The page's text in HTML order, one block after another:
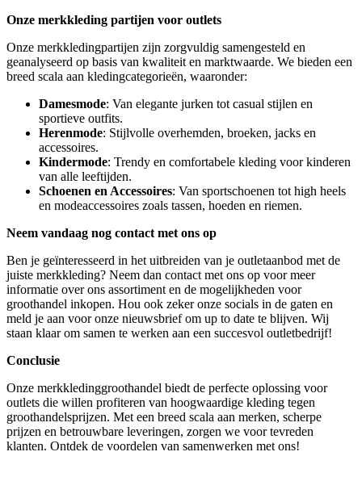
Onze merkkleding partijen voor outlets
Onze merkkledingpartijen zijn zorgvuldig samengesteld en
geanalyseerd op basis van kwaliteit en marktwaarde. We bieden een
breed scala aan kledingcategorieën, waaronder:
Damesmode: Van elegante jurken tot casual stijlen en
sportieve outfits.
Herenmode: Stijlvolle overhemden, broeken, jacks en
accessoires.
Kindermode: Trendy en comfortabele kleding voor kinderen
van alle leeftijden.
Schoenen en Accessoires: Van sportschoenen tot high heels
en modeaccessoires zoals tassen, hoeden en riemen.
Neem vandaag nog contact met ons op
Ben je geïnteresseerd in het uitbreiden van je outletaanbod met de
juiste merkkleding? Neem dan contact met ons op voor meer
informatie over ons assortiment en de mogelijkheden voor
groothandel inkopen. Hou ook zeker onze socials in de gaten en
meld je aan voor onze nieuwsbrief om up to date te blijven. Wij
staan klaar om samen te werken aan een succesvol outletbedrijf!
Conclusie
Onze merkkledinggroothandel biedt de perfecte oplossing voor
outlets die willen profiteren van hoogwaardige kleding tegen
groothandelsprijzen. Met een breed scala aan merken, scherpe
prijzen en betrouwbare leveringen, zorgen we voor tevreden
klanten. Ontdek de voordelen van samenwerken met ons!